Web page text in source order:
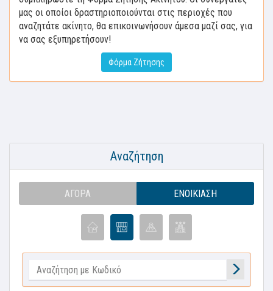
μας οι οποίοι δραστηριοποιούνται στις περιοχές που
αναζητάτε ακίνητο, θα επικοινωνήσουν άμεσα μαζί σας, για
να σας εξυπηρετήσουν!
Φόρμα Ζήτησης
Αναζήτηση
ΑΓΟΡΆ ΕΝΟΙΚΊΑΣΗ